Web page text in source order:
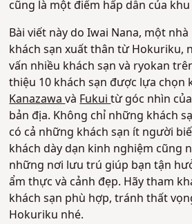
cũng là một điểm hấp dẫn của khu
Bài viết này do Iwai Nana, một
khách sạn xuất thân từ Hokuriku,
vấn nhiều khách sạn và ryokan
thiệu 10 khách sạn được lựa
Kanazawavà Fukuitừ góc nhìn
bản địa. Không chỉ những khách
có cả những khách sạn ít người
khách dày dạn kinh nghiệm cũng
những nơi lưu trú giúp bạn tận
ẩm thực và cảnh đẹp. Hãy tham
khách sạn phù hợp, tránh thất
Hokuriku nhé.